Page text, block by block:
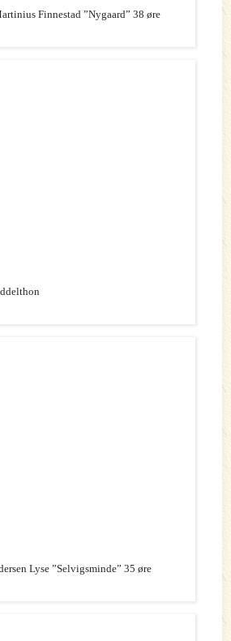
Finnestad ”Nygaard” 38 øre
Lyse ”Selvigsminde” 35 øre